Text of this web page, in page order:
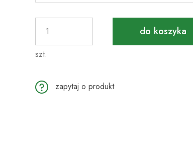
szt.
do koszyka
zapytaj o produkt